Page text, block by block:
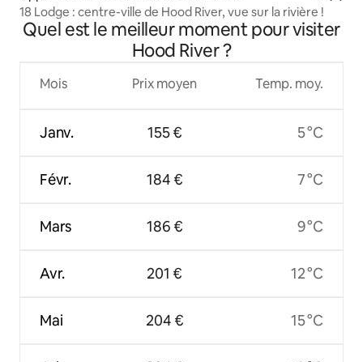
18 Lodge : centre-ville de Hood River, vue sur la rivière !
Quel est le meilleur moment pour visiter
Hood River ?
Mois
Janv.
Févr.
Mars
Avr.
Mai
Prix moyen
155 €
184 €
186 €
201 €
204 €
Temp. moy.
5 °C
7 °C
9 °C
12 °C
15 °C